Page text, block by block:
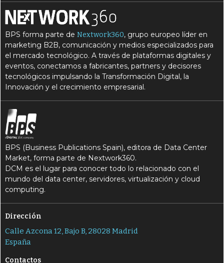
BPS forma parte deNextwork360, grupo europeo líder en
marketing B2B, comunicación y medios especializados para
el mercado tecnológico. A través de plataformas digitales y
eventos, conectamos a fabricantes, partners y decisores
tecnológicos impulsando la Transformación Digital, la
Innovación y el crecimiento empresarial.
BPS (Business Publications Spain), editora de Data Center
Market, forma parte de Nextwork360.
DCM es el lugar para conocer todo lo relacionado con el
mundo del data center, servidores, virtualización y cloud
computing.
Dirección
Calle Azcona 12, Bajo B, 28028 Madrid
España
Contactos